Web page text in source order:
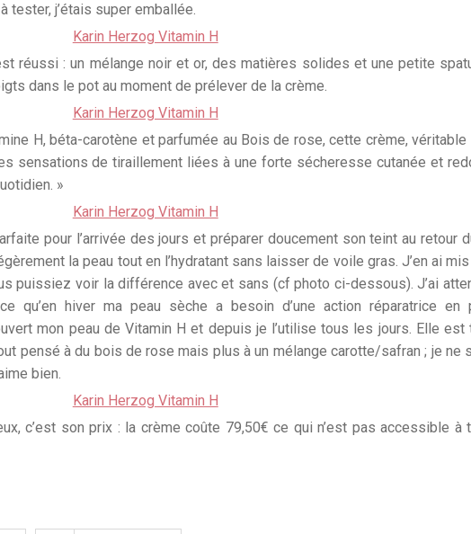
tester, j’étais super emballée.
réussi : un mélange noir et or, des matières solides et une petite
dans le pot au moment de prélever de la crème.
H, béta-carotène et parfumée au Bois de rose, cette crème,
sensations de tiraillement liées à une forte sécheresse cutanée et
»
pour l’arrivée des jours et préparer doucement son teint au retour
la peau tout en l’hydratant sans laisser de voile gras. J’en ai
puissiez voir la différence avec et sans (cf photo ci-dessous). J’ai
qu’en hiver ma peau sèche a besoin d’une action réparatrice en
mon peau de Vitamin H et depuis je l’utilise tous les jours. Elle est
pensé à du bois de rose mais plus à un mélange carotte/safran ; je ne
bien.
c’est son prix : la crème coûte 79,50€ ce qui n’est pas accessible à